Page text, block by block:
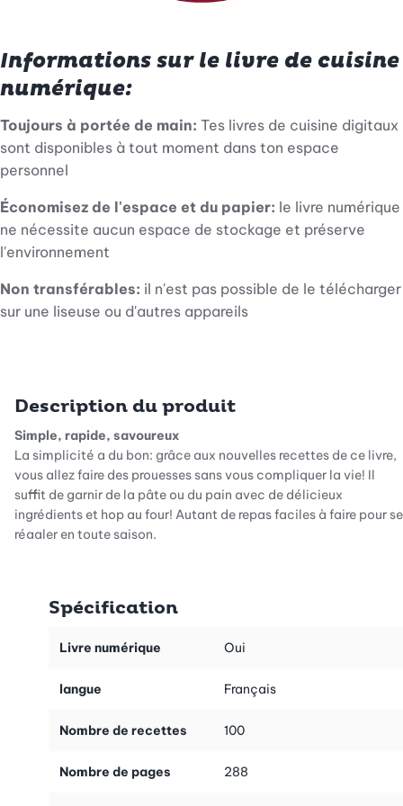
Informations sur le livre de cuisine
numérique:
Toujours à portée de main: Tes livres de cuisine digitaux
sont disponibles à tout moment dans ton espace
personnel
Économisez de l'espace et du papier: le livre numérique
ne nécessite aucun espace de stockage et préserve
l'environnement
Non transférables: il n'est pas possible de le télécharger
sur une liseuse ou d'autres appareils
Description du produit
Simple, rapide, savoureux
La simplicité a du bon: grâce aux nouvelles recettes de ce livre,
vous allez faire des prouesses sans vous compliquer la vie! Il
suffit de garnir de la pâte ou du pain avec de délicieux
ingrédients et hop au four! Autant de repas faciles à faire pour se
régaler en toute saison.
pizzas, tartes flambées, toasts, etc. Au quotidien, il faut
privilégié des pâtes du commerce. Si vous disposez de plus de
d’après nos recettes qui figurent dans le livre.
Sommaire
Spécification
Livre numérique Oui
langue Français
Nombre de recettes 100
Nombre de pages 288